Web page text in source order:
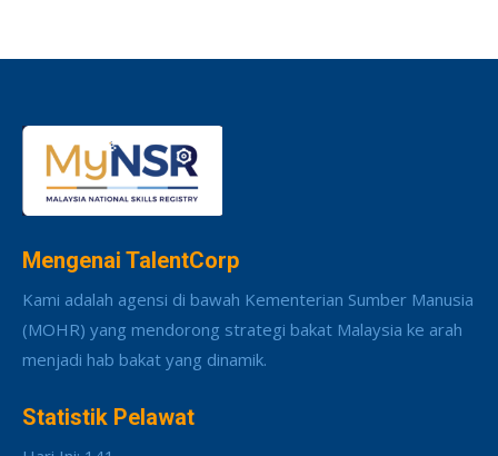
Mengenai TalentCorp
Kami adalah agensi di bawah Kementerian Sumber Manusia
(MOHR) yang mendorong strategi bakat Malaysia ke arah
menjadi hab bakat yang dinamik.
Statistik Pelawat